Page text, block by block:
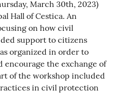
March 30th, 2023)
Hall of Cestica. An
on how civil
support to citizens
organized in order to
encourage the exchange of
of the workshop included
in civil protection